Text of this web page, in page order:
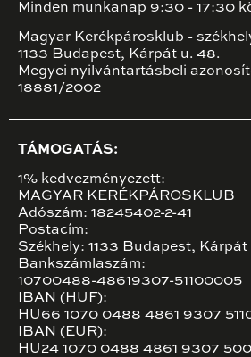
Minden munkanap 9:30 - 17:30
Magyar Kerékpárosklub -
1133 Budapest, Kárpát u. 48.
Megyei nyilvántartásbeli
18881/2002
TÁMOGATÁS:
1% kedvezményezett:
MAGYAR KERÉKPÁROSKLUB
Adószám: 18245402-2-41
Postacím:
Székhely: 1133 Budapest, Kárpát
Bankszámlaszám:
10700488-48619307-51100005
IBAN (HUF):
HU66 1070 0488 4861 9307
IBAN (EUR):
HU24 1070 0488 4861 9307